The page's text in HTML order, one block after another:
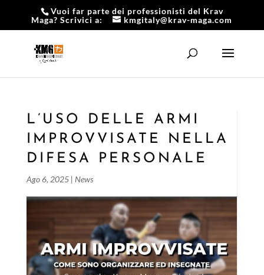
Vuoi far parte dei professionisti del Krav
Maga? Scrivici a:
kmgitaly@krav-maga.com
L’USO DELLE ARMI
IMPROVVISATE NELLA
DIFESA PERSONALE
Ago 6, 2025| News